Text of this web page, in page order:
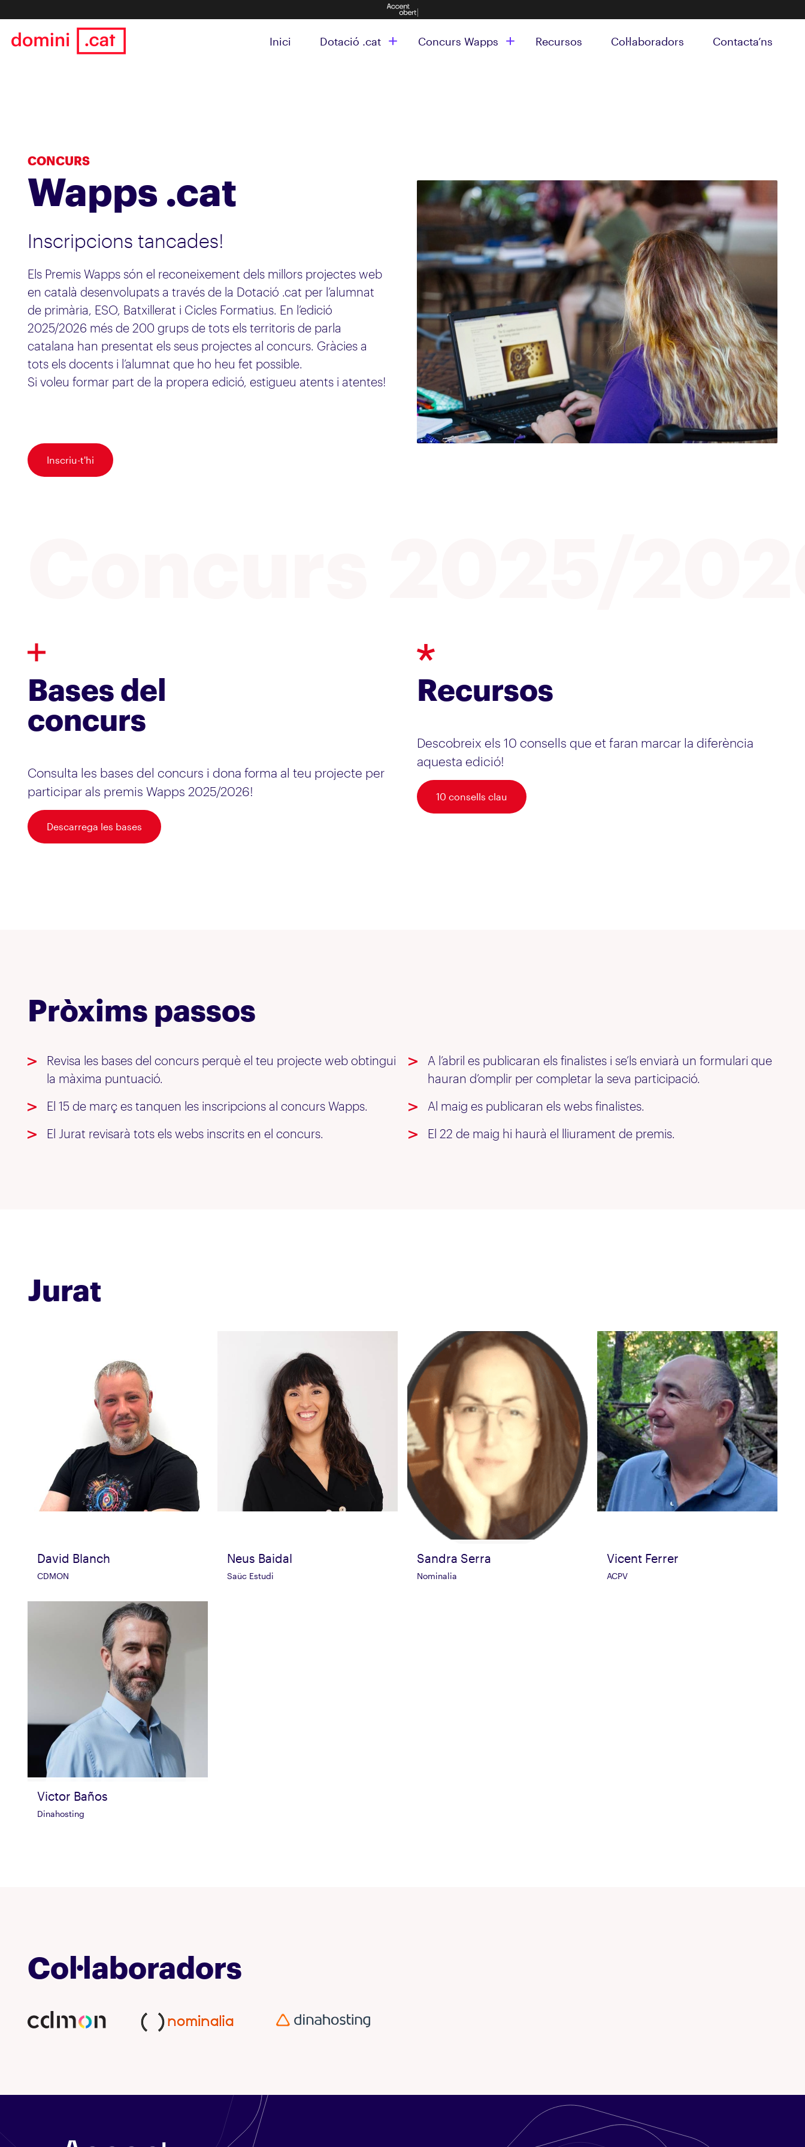
Inici Dotació .cat Concurs Wapps Recursos Col·laboradors Contacta’ns
CONCURS
Wapps .cat
Inscripcions tancades!
Els Premis Wapps són el reconeixement dels millors projectes web
en català desenvolupats a través de la Dotació .cat per l’alumnat
de primària, ESO, Batxillerat i Cicles Formatius. En l’edició
2025/2026 més de 200 grups de tots els territoris de parla
catalana han presentat els seus projectes al concurs. Gràcies a
tots els docents i l’alumnat que ho heu fet possible.
Si voleu formar part de la propera edició, estigueu atents i atentes!
Inscriu-t'hi
Bases del
concurs
Consulta les bases del concurs i dona forma al teu projecte per
participar als premis Wapps 2025/2026!
Descarrega les bases
Recursos
Descobreix els 10 consells que et faran marcar la diferència
aquesta edició!
10 consells clau
Pròxims passos
Revisa les bases del concurs perquè el teu projecte web obtingui
la màxima puntuació.
El 15 de març es tanquen les inscripcions al concurs Wapps.
El Jurat revisarà tots els webs inscrits en el concurs.
A l’abril es publicaran els finalistes i se’ls enviarà un formulari que
hauran d’omplir per completar la seva participació.
Al maig es publicaran els webs finalistes.
El 22 de maig hi haurà el lliurament de premis.
Jurat
David Blanch
CDMON
Neus Baidal
Saüc Estudi
Sandra Serra
Nominalia
Vicent Ferrer
ACPV
Victor Baños
Dinahosting
Col·laboradors